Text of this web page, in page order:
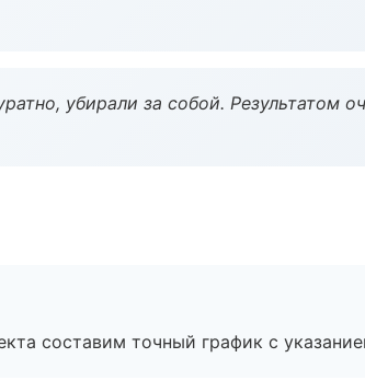
убирали за собой. Результатом
составим точный график с